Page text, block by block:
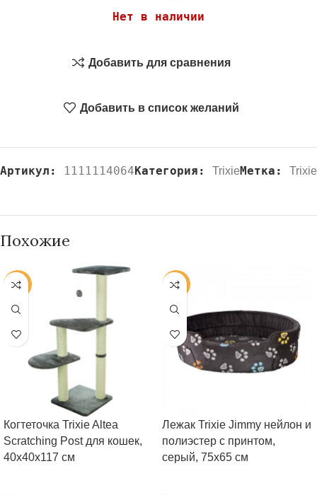
Нет в наличии
Добавить для сравнения
Добавить в список желаний
Артикул: 1111114064Категория: TrixieМетка: Trixie
Похожие
-20%
Когтеточка Trixie Altea
Scratching Post для кошек,
40х40х117 см
-20%
Лежак Trixie Jimmy нейлон и
полиэстер с принтом,
серый, 75х65 см